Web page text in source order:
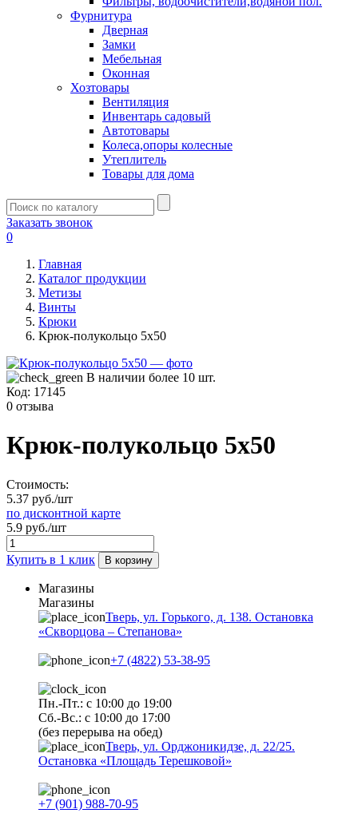
Фурнитура
Дверная
Замки
Мебельная
Оконная
Хозтовары
Вентиляция
Инвентарь садовый
Автотовары
Колеса,опоры колесные
Утеплитель
Товары для дома
Заказать звонок
0
Главная
Каталог продукции
Метизы
Винты
Крюки
Крюк-полукольцо 5х50
В наличии более 10 шт.
Код: 17145
0 отзыва
Крюк-полукольцо 5х50
Стоимость:
5.37 руб./шт
по дисконтной карте
5.9 руб./шт
Купить в 1 клик В корзину
Магазины
Магазины
Тверь, ул. Горького, д. 138. Остановка
«Скворцова – Степанова»
+7 (4822) 53-38-95
Пн.-Пт.: с 10:00 до 19:00
Сб.-Вс.: с 10:00 до 17:00
(без перерыва на обед)
Тверь, ул. Орджоникидзе, д. 22/25.
Остановка «Площадь Терешковой»
+7 (901) 988-70-95